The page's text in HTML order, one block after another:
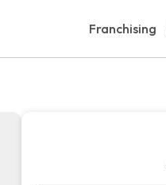
Franchising